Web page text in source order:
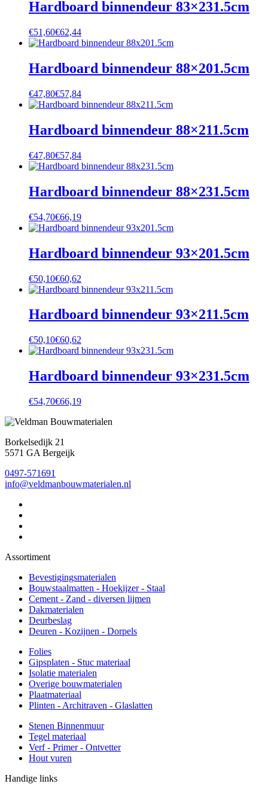
Hardboard binnendeur 83×231.5cm
€51,60€62,44
Hardboard binnendeur 88×201.5cm
€47,80€57,84
Hardboard binnendeur 88×211.5cm
€47,80€57,84
Hardboard binnendeur 88×231.5cm
€54,70€66,19
Hardboard binnendeur 93×201.5cm
€50,10€60,62
Hardboard binnendeur 93×211.5cm
€50,10€60,62
Hardboard binnendeur 93×231.5cm
€54,70€66,19
Borkelsedijk 21
5571 GA Bergeijk
0497-571691
info@veldmanbouwmaterialen.nl
Assortiment
Bevestigingsmaterialen
Bouwstaalmatten - Hoekijzer - Staal
Cement - Zand - diversen lijmen
Dakmaterialen
Deurbeslag
Deuren - Kozijnen - Dorpels
Folies
Gipsplaten - Stuc materiaal
Isolatie materialen
Overige bouwmaterialen
Plaatmateriaal
Plinten - Architraven - Glaslatten
Stenen Binnenmuur
Tegel materiaal
Verf - Primer - Ontvetter
Hout vuren
Handige links